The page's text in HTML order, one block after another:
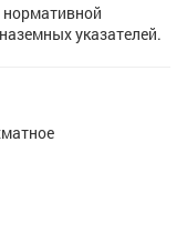
указателей.